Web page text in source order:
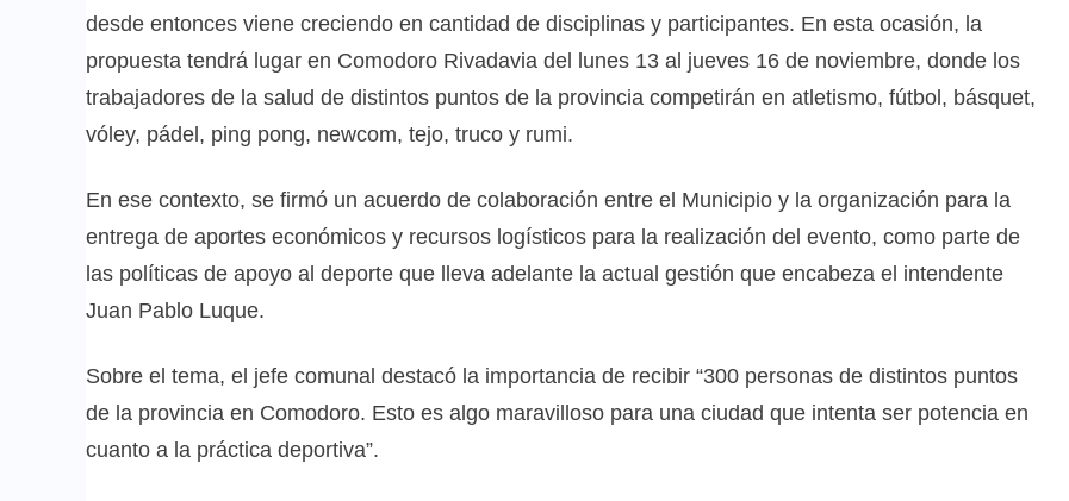
desde entonces viene creciendo en cantidad de disciplinas y participantes. En esta ocasión, la
propuesta tendrá lugar en Comodoro Rivadavia del lunes 13 al jueves 16 de noviembre, donde los
trabajadores de la salud de distintos puntos de la provincia competirán en atletismo, fútbol, básquet,
vóley, pádel, ping pong, newcom, tejo, truco y rumi.
En ese contexto, se firmó un acuerdo de colaboración entre el Municipio y la organización para la
entrega de aportes económicos y recursos logísticos para la realización del evento, como parte de
las políticas de apoyo al deporte que lleva adelante la actual gestión que encabeza el intendente
Juan Pablo Luque.
Sobre el tema, el jefe comunal destacó la importancia de recibir “300 personas de distintos puntos
de la provincia en Comodoro. Esto es algo maravilloso para una ciudad que intenta ser potencia en
cuanto a la práctica deportiva”.